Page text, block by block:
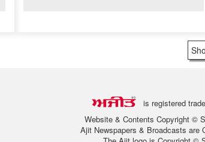
is registered
Website & Contents Copyright ©
Ajit Newspapers & Broadcasts are